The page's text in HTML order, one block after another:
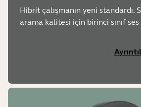
Hibrit çalışmanın yeni standardı.
arama kalitesi için birinci sınıf